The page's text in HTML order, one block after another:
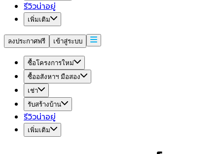
รีวิวน่าอยู่
เพิ่มเติม
ลงประกาศฟรี เข้าสู่ระบบ
ซื้อโครงการใหม่
ซื้ออสังหาฯ มือสอง
เช่า
รับสร้างบ้าน
รีวิวน่าอยู่
เพิ่มเติม